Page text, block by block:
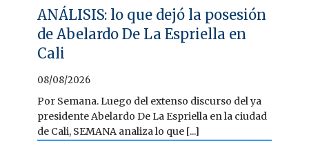
ANÁLISIS: lo que dejó la posesión
de Abelardo De La Espriella en
Cali
08/08/2026
Por Semana. Luego del extenso discurso del ya
presidente Abelardo De La Espriella en la ciudad
de Cali, SEMANA analiza lo que [...]